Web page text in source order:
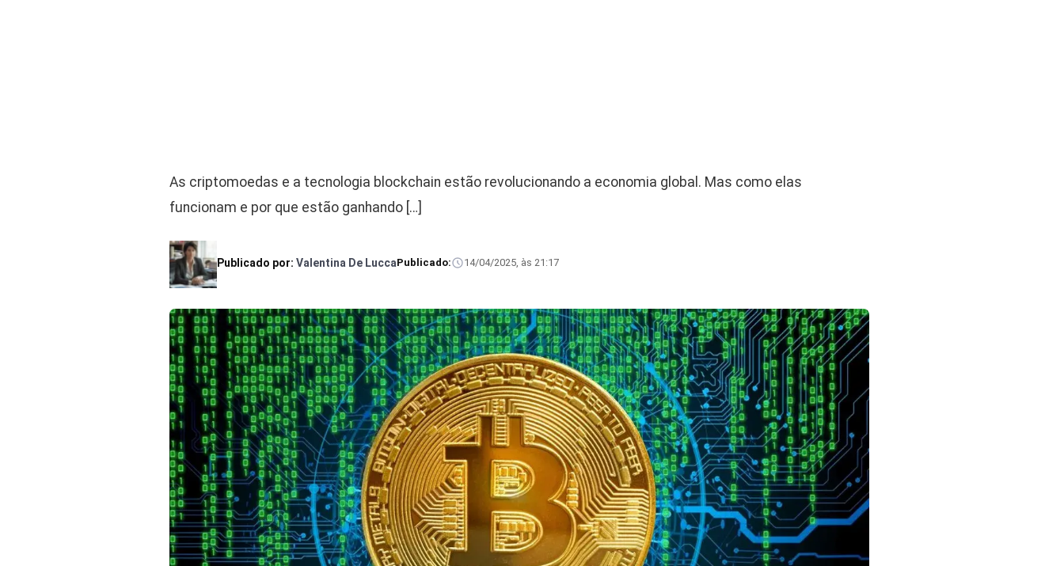
As criptomoedas e a tecnologia blockchain estão revolucionando a economia global. Mas como elas
funcionam e por que estão ganhando […]
Publicado por: Valentina De LuccaPublicado: 14/04/2025, às 21:17